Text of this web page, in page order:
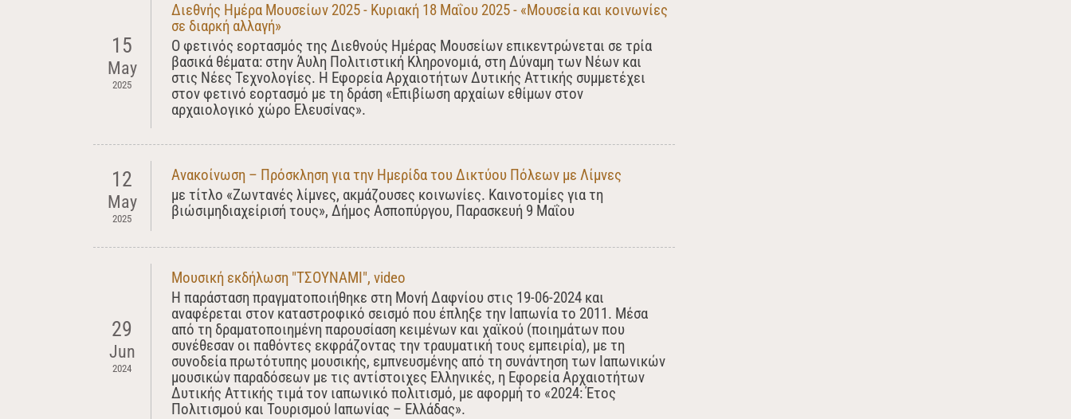
15
May
2025
Διεθνής Ημέρα Μουσείων 2025 - Κυριακή 18 Μαΐου 2025 - «Μουσεία και κοινωνίες
σε διαρκή αλλαγή»
Ο φετινός εορτασμός της Διεθνούς Ημέρας Μουσείων επικεντρώνεται σε τρία
βασικά θέματα: στην Άυλη Πολιτιστική Κληρονομιά, στη Δύναμη των Νέων και
στις Νέες Τεχνολογίες. Η Εφορεία Αρχαιοτήτων Δυτικής Αττικής συμμετέχει
στον φετινό εορτασμό με τη δράση «Επιβίωση αρχαίων εθίμων στον
αρχαιολογικό χώρο Ελευσίνας».
12
May
2025
Ανακοίνωση – Πρόσκληση για την Ημερίδα του Δικτύου Πόλεων με Λίμνες
με τίτλο «Ζωντανές λίμνες, ακμάζουσες κοινωνίες. Καινοτομίες για τη
βιώσιμηδιαχείρισή τους», Δήμος Ασποπύργου, Παρασκευή 9 Μαΐου
29
Jun
2024
Μουσική εκδήλωση "ΤΣΟΥΝΑΜΙ", video
Η παράσταση πραγματοποιήθηκε στη Μονή Δαφνίου στις 19-06-2024 και
αναφέρεται στον καταστροφικό σεισμό που έπληξε την Ιαπωνία το 2011. Μέσα
από τη δραματοποιημένη παρουσίαση κειμένων και χαϊκού (ποιημάτων που
συνέθεσαν οι παθόντες εκφράζοντας την τραυματική τους εμπειρία), με τη
συνοδεία πρωτότυπης μουσικής, εμπνευσμένης από τη συνάντηση των Ιαπωνικών
μουσικών παραδόσεων με τις αντίστοιχες Ελληνικές, η Εφορεία Αρχαιοτήτων
Δυτικής Αττικής τιμά τον ιαπωνικό πολιτισμό, με αφορμή το «2024: Έτος
Πολιτισμού και Τουρισμού Ιαπωνίας – Ελλάδας».